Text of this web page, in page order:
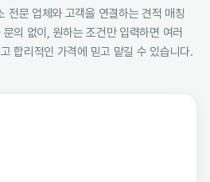
전문 업체와 고객을 연결하는 견적 매칭
의 없이, 원하는 조건만 입력하면 여러
합리적인 가격에 믿고 맡길 수 있습니다.